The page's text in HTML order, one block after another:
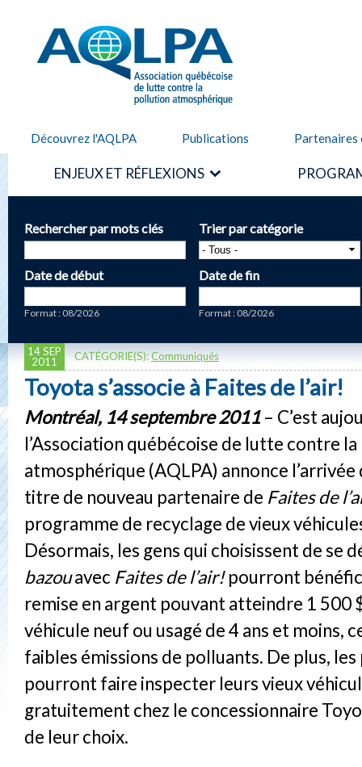
AQLPA
Découvrez l'AQLPA Publications Partenaires
ENJEUX ET RÉFLEXIONS
Rechercher par mots clés Trier par catégorie
Date de début
Format : 08/2026
Date de fin
Format : 08/2026
14 SEP
2011
CATÉGORIE(S):Communiqués
Toyota s’associe à Faites de l’air!
Montréal, 14 septembre 2011 – C’est
l’Association québécoise de lutte contre
atmosphérique (AQLPA) annonce l’arrivée
titre de nouveau partenaire de Faites de
programme de recyclage de vieux
Désormais, les gens qui choisissent de se
bazouavec Faites de l’air!pourront
remise en argent pouvant atteindre 1 500 $
véhicule neuf ou usagé de 4 ans et moins,
faibles émissions de polluants. De plus,
pourront faire inspecter leurs vieux
gratuitement chez le concessionnaire
de leur choix.